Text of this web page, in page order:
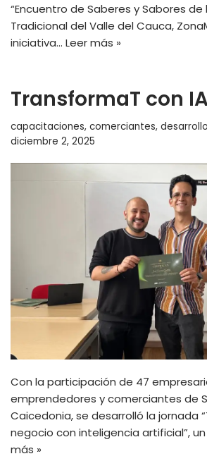
“Encuentro de Saberes y Sabores de
Tradicional del Valle del Cauca,
iniciativa… Leer más »
TransformaT con
capacitaciones, comerciantes,
diciembre 2, 2025
Con la participación de 47
emprendedores y comerciantes de
Caicedonia, se desarrolló la jornada
negocio con inteligencia artificial”,
más »